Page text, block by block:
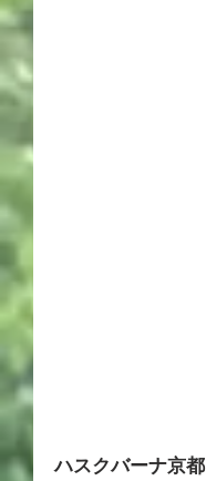
ハスクバーナ京都